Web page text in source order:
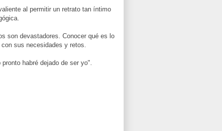
al permitir un retrato tan íntimo
son devastadores. Conocer qué es lo
sus necesidades y retos.
habré dejado de ser yo".